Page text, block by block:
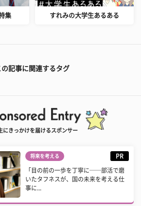
集 すれみの大学生あるある
の記事に関連するタグ
にきっかけを届けるスポンサー
将来を考える PR
「目の前の一歩を丁寧に──部活で磨
いたタフネスが、国の未来を考える仕
事に...